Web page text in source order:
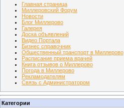
Главная страница
Миллеровский Форум
Новости
Блог Миллерово
Галерея
Доска объявлений
Видео Портала
Бизнес справочник
Общественный транспорт в Миллерово
Расписание приема врачей
Книга отзывов о Миллерово
Погода в Миллерово
Рекламодателям
Связь с Администратором
Категории